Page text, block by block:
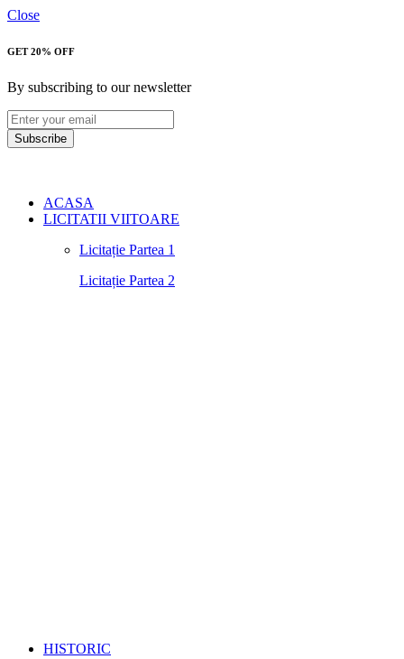
Close
GET 20% OFF
By subscribing to our newsletter
Subscribe
ACASA
LICITATII VIITOARE
Licitație Partea 1
Licitație Partea 2
HISTORIC